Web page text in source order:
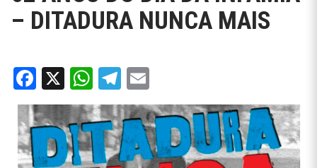
– DITADURA NUNCA MAIS
Facebook
X WhatsApp
Telegram